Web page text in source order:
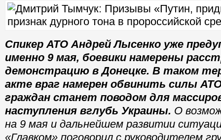
Спикер АТО Андрей Лысенко уже
именно 9 мая, боевики намерены
демонстрацию в Донецке. В таком
акте враг намерен обвинить силы
граждан станет поводом для
наступления вглубь Украины. О
на 9 мая и дальнейшем развитии
«Главком» поговорил с руководителем